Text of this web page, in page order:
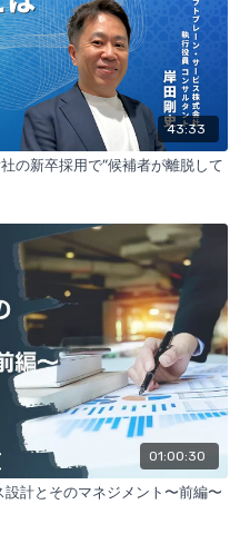
43:33
の新卒採用で“候補者が離脱して
01:00:30
計とそのマネジメント〜前編〜